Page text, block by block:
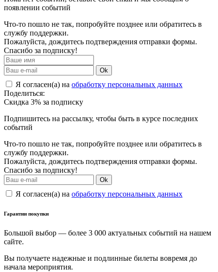
появлении событий
Что-то пошло не так, попробуйте позднее или обратитесь в
службу поддержки.
Пожалуйста, дождитесь подтверждения отправки формы.
Спасибо за подписку!
Ok
Я согласен(а) на обработку персональных данных
Поделиться:
Скидка 3% за подписку
Подпишитесь на рассылку, чтобы быть в курсе последних
событий
Что-то пошло не так, попробуйте позднее или обратитесь в
службу поддержки.
Пожалуйста, дождитесь подтверждения отправки формы.
Спасибо за подписку!
Ok
Я согласен(а) на обработку персональных данных
Гарантии покупки
Большой выбор — более 3 000 актуальных событий на нашем
сайте.
Вы получаете надежные и подлинные билеты вовремя до
начала мероприятия.